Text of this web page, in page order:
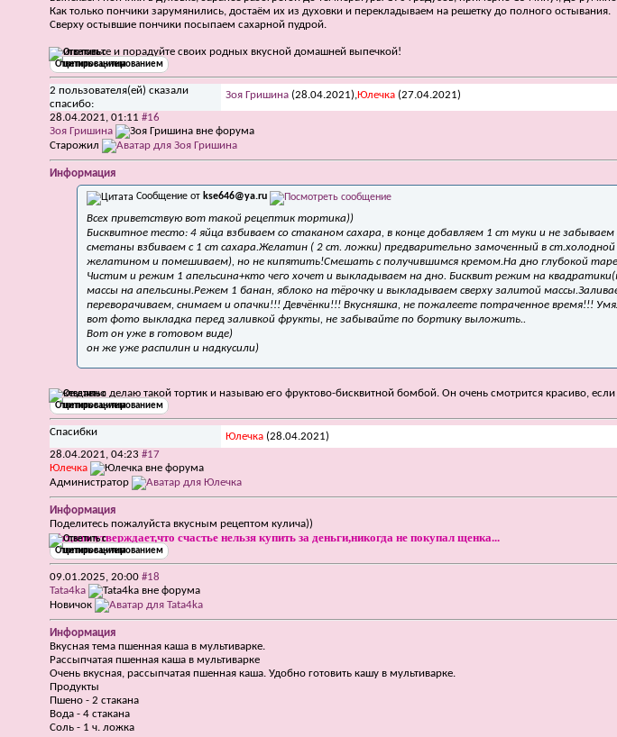
Как только пончики зарумянились, достаём их из духовки и перекладываем на решетку до полного остывания.
Сверху остывшие пончики посыпаем сахарной пудрой.
Приготовьте и порадуйте своих родных вкусной домашней выпечкой!
Ответить с цитированием
2 пользователя(ей) сказали
cпасибо:
Зоя Гришина (28.04.2021),Юлечка (27.04.2021)
28.04.2021, 01:11 #16
Зоя Гришина
Старожил
Информация
Сообщение от kse646@ya.ru
Всех приветствую вот такой рецептик тортика))
Бисквитное тесто: 4 яйца взбиваем со стаканом сахара, в конце добавляем 1 ст муки и не
сметаны взбиваем с 1 ст сахара.Желатин ( 2 ст. ложки) предварительно замоченный в
желатином и помешиваем), но не кипятить!Смешать с получившимся кремом.На дно глубокой
Чистим и режим 1 апельсина+кто чего хочет и выкладываем на дно. Бисквит режим на
массы на апельсины.Режем 1 банан, яблоко на тёрочку и выкладываем сверху залитой
переворачиваем, снимаем и опачки!!! Девчёнки!!! Вкусняшка, не пожалеете потраченное время!!!
вот фото выкладка перед заливкой фрукты, не забывайте по бортику выложить..
Вот он уже в готовом виде)
он же уже распилин и надкусили)
Тоже давно делаю такой тортик и называю его фруктово-бисквитной бомбой. Он очень смотрится красиво,
Ответить с цитированием
Спасибки Юлечка (28.04.2021)
28.04.2021, 04:23 #17
Юлечка
Администратор
Информация
Поделитесь пожалуйста вкусным рецептом кулича))
Тот,кто утверждает,что счастье нельзя купить за деньги,никогда не покупал щенка...
Ответить с цитированием
09.01.2025, 20:00 #18
Tata4ka
Новичок
Информация
Вкусная тема пшенная каша в мультиварке.
Рассыпчатая пшенная каша в мультиварке
Очень вкусная, рассыпчатая пшенная каша. Удобно готовить кашу в мультиварке.
Продукты
Пшено - 2 стакана
Вода - 4 стакана
Соль - 1 ч. ложка